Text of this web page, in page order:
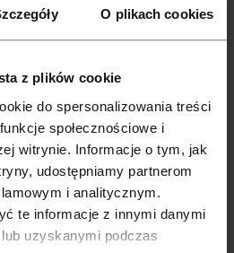
O plikach cookies
z plików cookie
do spersonalizowania treści
społecznościowe i
witrynie. Informacje o tym, jak
udostępniamy partnerom
i analitycznym.
te informacje z innymi danymi
uzyskanymi podczas
Chrzciny
Urodziny/Jubileusz